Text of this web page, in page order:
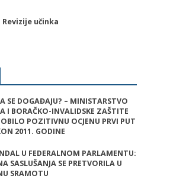
Revizije učinka
SE DOGAĐAJU? – MINISTARSTVO
I BORAČKO-INVALIDSKE ZAŠTITE
POZITIVNU OCJENU PRVI PUT
2011. GODINE
U FEDERALNOM PARLAMENTU:
SASLUŠANJA SE PRETVORILA U
SRAMOTU